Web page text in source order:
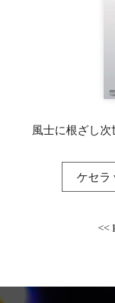
風士に根ざし
ケセラ
<<